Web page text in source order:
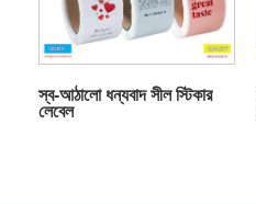
স্ব-আঠালো ধন্যবাদ সীল স্টিকার
লেবেল